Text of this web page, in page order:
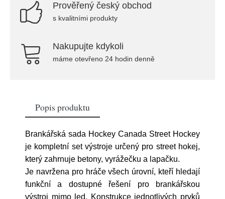
Prověřený český obchod
s kvalitními produkty
Nakupujte kdykoli
máme otevřeno 24 hodin denně
Popis produktu
Brankářská sada Hockey Canada Street Hockey
je kompletní set výstroje určený pro street hokej,
který zahrnuje betony, vyrážečku a lapačku.
Je navržena pro hráče všech úrovní, kteří hledají
funkční a dostupné řešení pro brankářskou
výstroj mimo led. Konstrukce jednotlivých prvků